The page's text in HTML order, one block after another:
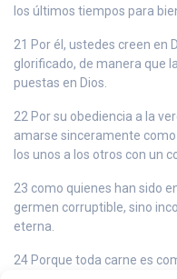
los últimos tiempos para
21 Por él, ustedes creen en
glorificado, de manera que
puestas en Dios.
22 Por su obediencia a la
amarse sinceramente
los unos a los otros con un
23 como quienes han sido
germen corruptible, sino
eterna.
24 Porque toda carne es